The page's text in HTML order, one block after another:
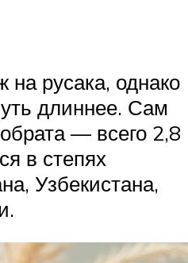
на русака, однако
длиннее. Сам
— всего 2,8
в степях
Узбекистана,